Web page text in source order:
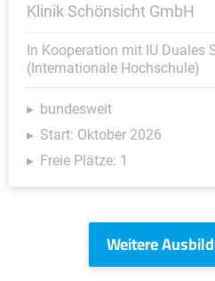
Klinik Schönsicht GmbH
In Kooperation mit IU Duales
(Internationale Hochschule)
bundesweit
Start: Oktober 2026
Freie Plätze: 1
Weitere